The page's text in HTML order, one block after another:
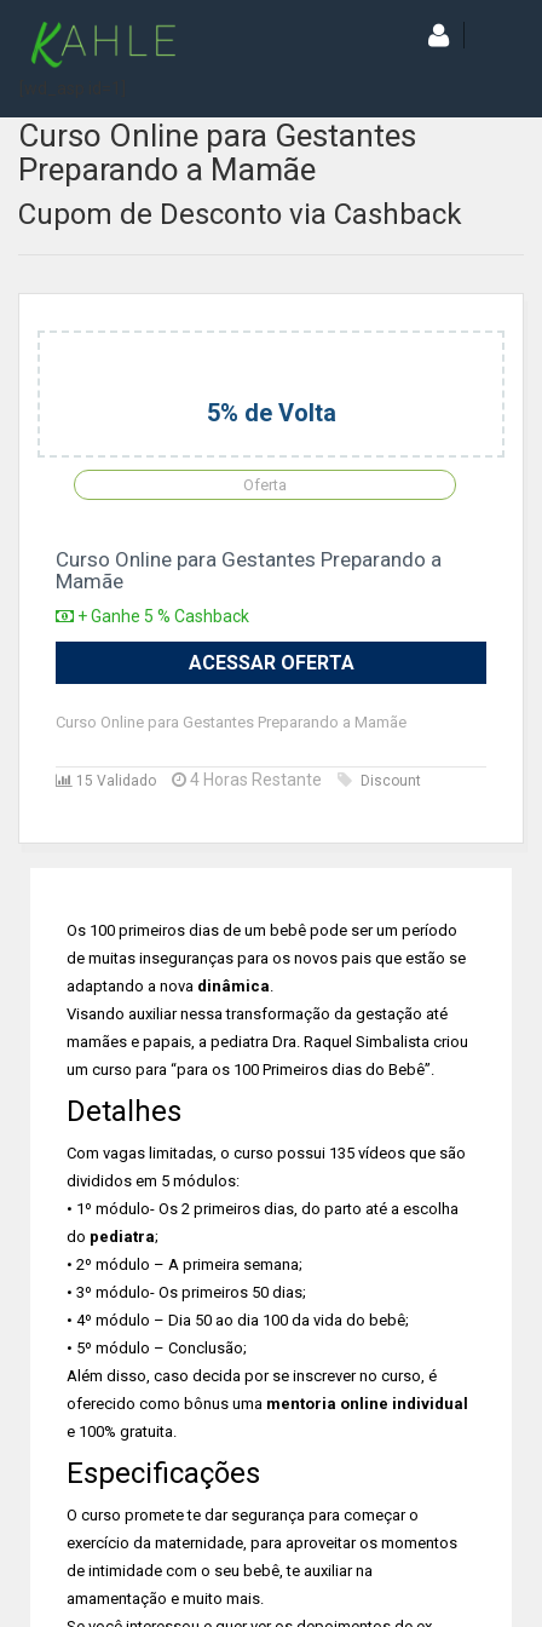
Curso Online para Gestantes
Preparando a Mamãe
Cupom de Desconto via Cashback
5% de Volta
Oferta
Curso Online para Gestantes Preparando a
Mamãe
+ Ganhe 5 % Cashback
ACESSAR OFERTA
Curso Online para Gestantes Preparando a Mamãe
15 Validado 4 Horas Restante Discount
Os 100 primeiros dias de um bebê pode ser um período
de muitas inseguranças para os novos pais que estão se
adaptando a nova dinâmica.
Visando auxiliar nessa transformação da gestação até
mamães e papais, a pediatra Dra. Raquel Simbalista criou
um curso para “para os 100 Primeiros dias do Bebê”.
Detalhes
Com vagas limitadas, o curso possui 135 vídeos que são
divididos em 5 módulos:
• 1º módulo- Os 2 primeiros dias, do parto até a escolha
do pediatra;
• 2º módulo – A primeira semana;
• 3º módulo- Os primeiros 50 dias;
• 4º módulo – Dia 50 ao dia 100 da vida do bebê;
• 5º módulo – Conclusão;
Além disso, caso decida por se inscrever no curso, é
oferecido como bônus uma mentoria online individual
e 100% gratuita.
Especificações
O curso promete te dar segurança para começar o
exercício da maternidade, para aproveitar os momentos
de intimidade com o seu bebê, te auxiliar na
amamentação e muito mais.